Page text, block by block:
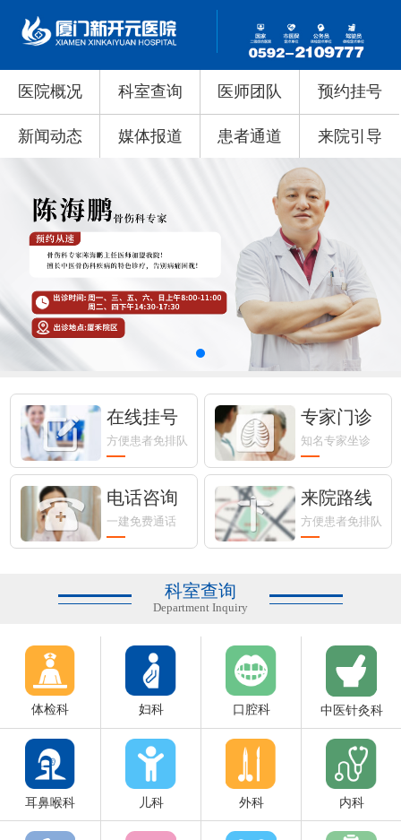
医院概况 科室查询 医师团队 预约挂号
新闻动态 媒体报道 患者通道 来院引导
在线挂号
方便患者免排队
专家门诊
知名专家坐诊
电话咨询
一建免费通话
来院路线
方便患者免排队
科室查询
Department Inquiry
体检科 妇科 口腔科 中医针灸科
耳鼻喉科 儿科 外科 内科